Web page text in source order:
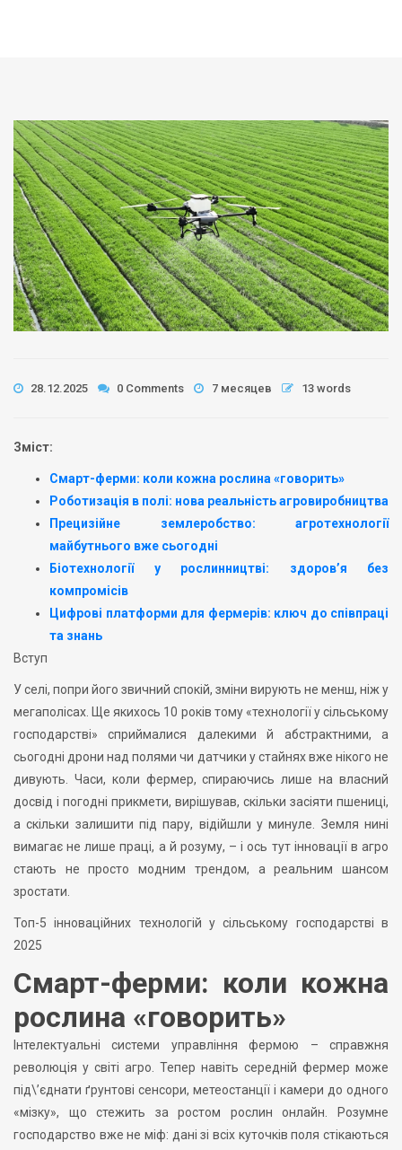
28.12.2025 0 Comments 7 месяцев 13 words
Зміст:
Смарт-ферми: коли кожна рослина «говорить»
Роботизація в полі: нова реальність агровиробництва
Прецизійне землеробство: агротехнології
майбутнього вже сьогодні
Біотехнології у рослинництві: здоров’я без
компромісів
Цифрові платформи для фермерів: ключ до співпраці
та знань
Вступ
У селі, попри його звичний спокій, зміни вирують не менш, ніж у
мегаполісах. Ще якихось 10 років тому «технології у сільському
господарстві» сприймалися далекими й абстрактними, а
сьогодні дрони над полями чи датчики у стайнях вже нікого не
дивують. Часи, коли фермер, спираючись лише на власний
досвід і погодні прикмети, вирішував, скільки засіяти пшениці,
а скільки залишити під пару, відійшли у минуле. Земля нині
вимагає не лише праці, а й розуму, – і ось тут інновації в агро
стають не просто модним трендом, а реальним шансом
зростати.
Топ-5 інноваційних технологій у сільському господарстві в
2025
Смарт-ферми: коли кожна
рослина «говорить»
Інтелектуальні системи управління фермою – справжня
революція у світі агро. Тепер навіть середній фермер може
під\’єднати ґрунтові сенсори, метеостанції і камери до одного
«мізку», що стежить за ростом рослин онлайн. Розумне
господарство вже не міф: дані зі всіх куточків поля стікаються